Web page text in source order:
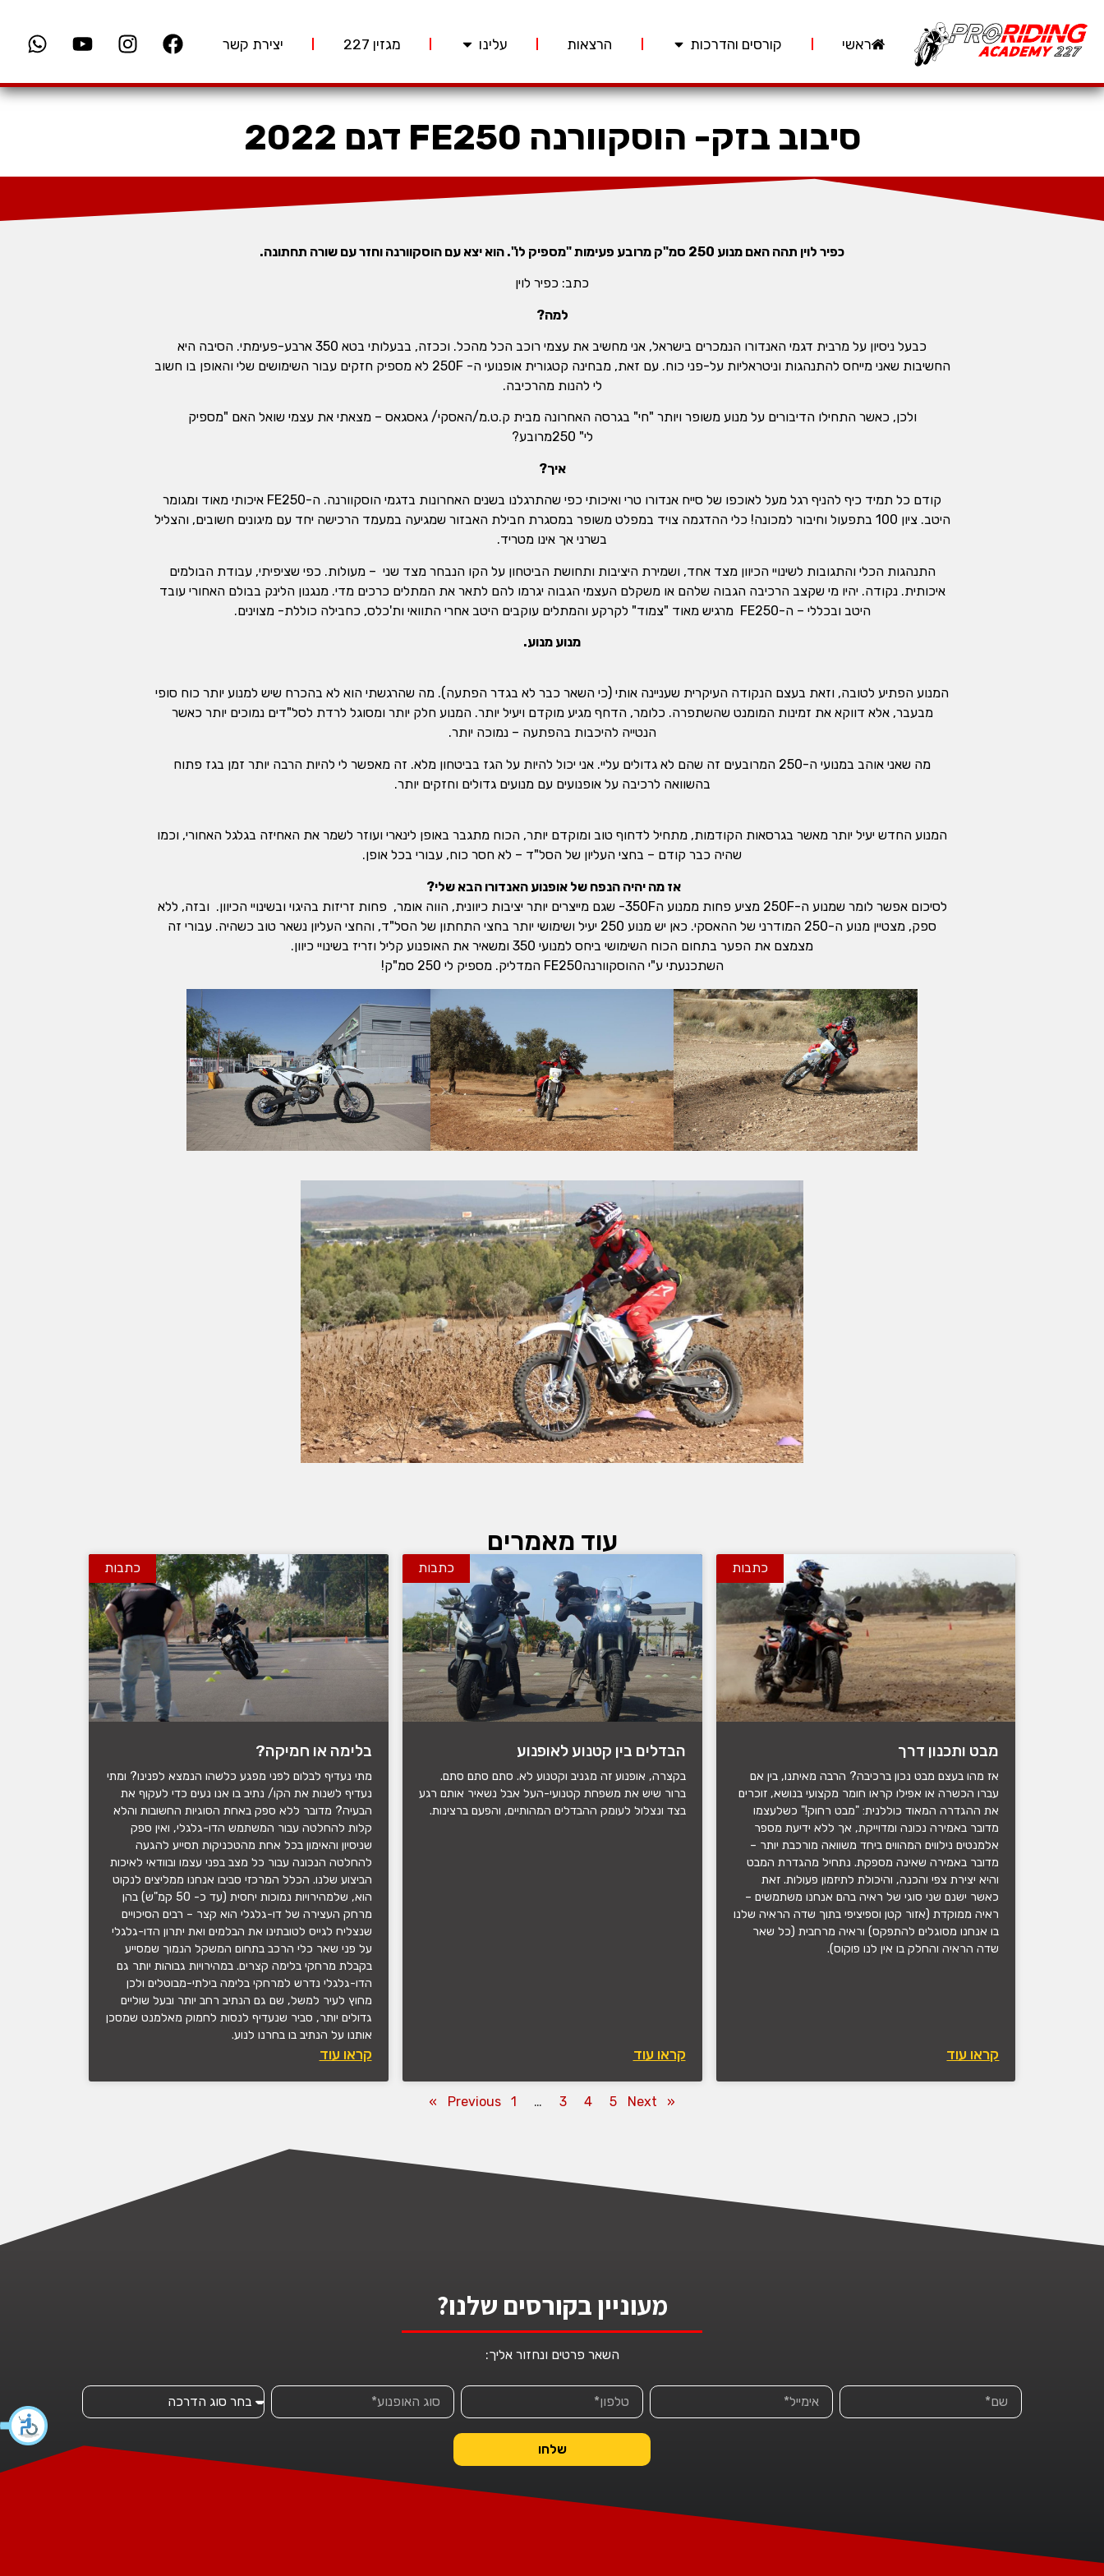
ראשי קורסים והדרכות הרצאות עלינו מגזין 227 יצירת קשר
סיבוב בזק- הוסקוורנה FE250 דגם 2022
כפיר לוין תהה האם מנוע 250 סמ"ק מרובע פעימות "מספיק לו". הוא יצא עם הוסקוורנה וחזר עם שורה תחתונה.
כתב: כפיר לוין
למה?
כבעל ניסיון על מרבית דגמי האנדורו הנמכרים בישראל, אני מחשיב את עצמי רוכב הכל מהכל. וככזה, בבעלותי בטא 350 ארבע-פעימתי. הסיבה היא
החשיבות שאני מייחס להתנהגות וניטראליות על-פני כוח. עם זאת, מבחינה קטגורית אופנועי ה- 250F לא מספיק חזקים עבור השימושים שלי והאופן בו חשוב
לי להנות מהרכיבה.
ולכן, כאשר התחילו הדיבורים על מנוע משופר ויותר "חי" בגרסה האחרונה מבית ק.ט.מ/האסקי/ גאסגאס – מצאתי את עצמי שואל האם "מספיק
לי" 250מרובע?
איך?
קודם כל תמיד כיף להניף רגל מעל לאוכפו של סייח אנדורו טרי ואיכותי כפי שהתרגלנו בשנים האחרונות בדגמי הוסקוורנה. ה-FE250 איכותי מאוד ומגומר
היטב. ציון 100 בתפעול וחיבור למכונה! כלי ההדגמה צויד במפלט משופר במסגרת חבילת האבזור שמגיעה במעמד הרכישה יחד עם מיגונים חשובים, והצליל
בשרני אך אינו מטריד.
התנהגות הכלי והתגובות לשינויי הכיוון מצד אחד, ושמירת היציבות ותחושת הביטחון על הקו הנבחר מצד שני – מעולות. כפי שציפיתי, עבודת הבולמים
איכותית. נקודה. יהיו מי שקצב הרכיבה הגבוה שלהם או משקלם העצמי הגבוה יגרמו להם לתאר את המתלים כרכים מדי. מנגנון הלינק בבולם האחורי עובד
היטב ובכללי – ה-FE250 מרגיש מאוד "צמוד" לקרקע והמתלים עוקבים היטב אחרי התוואי ות'כלס, כחבילה כוללת- מצוינים.
מנוע מנוע.
המנוע הפתיע לטובה, וזאת בעצם הנקודה העיקרית שעניינה אותי (כי השאר כבר לא בגדר הפתעה). מה שהרגשתי הוא לא בהכרח שיש למנוע יותר כוח סופי
מבעבר, אלא דווקא את זמינות המומנט שהשתפרה. כלומר, הדחף מגיע מוקדם ויעיל יותר. המנוע חלק יותר ומסוגל לרדת לסל"דים נמוכים יותר כאשר
הנטייה להיכבות בהפתעה – נמוכה יותר.
מה שאני אוהב במנועי ה-250 המרובעים זה שהם לא גדולים עליי. אני יכול להיות על הגז בביטחון מלא. זה מאפשר לי להיות הרבה יותר זמן בגז פתוח
בהשוואה לרכיבה על אופנועים עם מנועים גדולים וחזקים יותר.
המנוע החדש יעיל יותר מאשר בגרסאות הקודמות, מתחיל לדחוף טוב ומוקדם יותר, הכוח מתגבר באופן לינארי ועוזר לשמר את האחיזה בגלגל האחורי, וכמו
שהיה כבר קודם – בחצי העליון של הסל"ד – לא חסר כוח, עבורי בכל אופן.
אז מה יהיה הנפח של אופנוע האנדורו הבא שלי?
לסיכום אפשר לומר שמנוע ה-250F מציע פחות ממנוע ה350F- שגם מייצרים יותר יציבות כיוונית, הווה אומר, פחות זריזות בהיגוי ובשינויי הכיוון. ובזה, ללא
ספק, מצטיין מנוע ה-250 המודרני של ההאסקי. כאן יש מנוע 250 יעיל ושימושי יותר בחצי התחתון של הסל"ד, והחצי העליון נשאר טוב כשהיה. עבורי זה
מצמצם את הפער בתחום הכוח השימושי ביחס למנועי 350 ומשאיר את האופנוע קליל וזריז בשינויי כיוון.
השתכנעתי ע"י ההוסקוורנהFE250 המדליק. מספיק לי 250 סמ"ק!
עוד מאמרים
כתבות
מבט ותכנון דרך
אז מהו בעצם מבט נכון ברכיבה? הרבה מאיתנו, בין אם
עברו הכשרה או אפילו קראו חומר מקצועי בנושא, זוכרים
את ההגדרה המאוד כוללנית: "מבט רחוק!" כשלעצמו
מדובר באמירה נכונה ומדוייקת, אך ללא ידיעת מספר
אלמנטים נילווים המהווים ביחד משוואה מורכבת יותר –
מדובר באמירה שאינה מספקת. נתחיל מהגדרת המבט
והיא יצירת צפי והכנה, והיכולת לתיזמון פעולות. זאת
כאשר ישנם שני סוגי של ראיה בהם אנחנו משתמשים –
ראיה ממוקדת (אזור קטן וספיציפי בתוך שדה הראיה שלנו
בו אנחנו מסוגלים להתפקס) וראיה מרחבית (כל שאר
שדה הראיה והחלק בו אין לנו פוקוס).
קראו עוד
כתבות
הבדלים בין קטנוע לאופנוע
בקצרה, אופנוע זה מגניב וקטנוע לא. סתם סתם סתם.
ברור שיש את משפחת קטנועי-העל אבל נשאיר אותם רגע
בצד ונצלול לעומק ההבדלים המהותיים, והפעם ברצינות.
קראו עוד
כתבות
בלימה או חמיקה?
מתי נעדיף לבלום לפני מפגע כלשהו הנמצא לפנינו? ומתי
נעדיף לשנות את הקו/ נתיב בו אנו נעים כדי לעקוף את
הבעיה? מדובר ללא ספק באחת הסוגיות החשובות והלא
קלות להחלטה עבור המשתמש הדו-גלגלי, ואין ספק
שניסיון והאימון בכל אחת מהטכניקות תסייע להגעה
להחלטה הנכונה עבור כל מצב בפני עצמו ובוודאי לאיכות
הביצוע שלנו. הכלל המרכזי סביבו אנחנו ממליצים לנקוט
הוא, שלמהירויות נמוכות יחסית (עד כ- 50 קמ"ש) בהן
מרחק העצירה של דו-גלגלי הוא קצר – רבים הסיכויים
שנצליח לגייס לטובתינו את הבלמים ואת יתרון הדו-גלגלי
על פני שאר כלי הרכב בתחום המשקל הנמוך שמסייע
בקבלת מרחקי בלימה קצרים. במהירויות גבוהות יותר גם
הדו-גלגלי נדרש למרחקי בלימה בילתי-מבוטלים ולכן
מחוץ לעיר למשל, שם גם הנתיב רחב יותר ובעל שוליים
גדולים יותר, סביר שנעדיף לנסות לחמוק מאלמנט שמסכן
אותנו על הנתיב בו בחרנו לנוע.
קראו עוד
« Previous
1 … 3 4 5 Next »
מעוניין בקורסים שלנו?
השאר פרטים ונחזור אליך:
שלחו